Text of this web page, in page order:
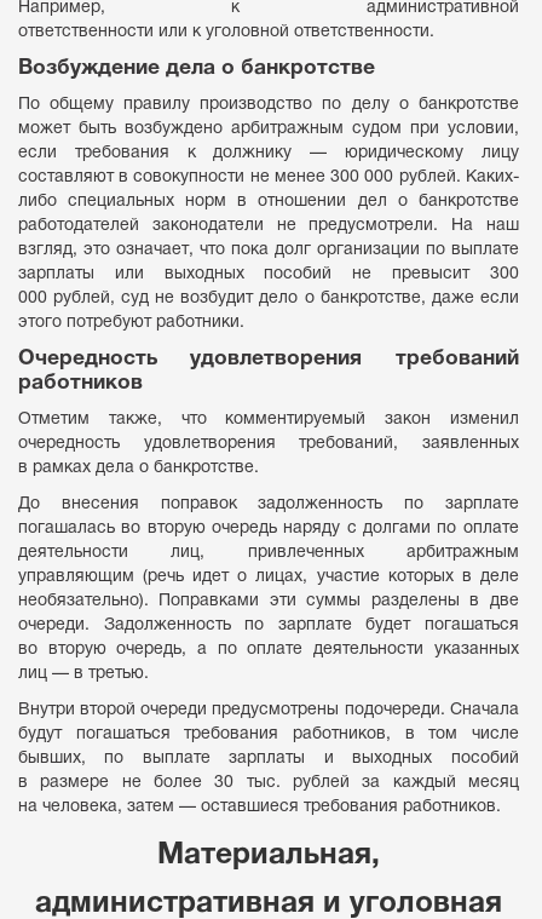
Например, к административной
ответственности или к уголовной ответственности.
Возбуждение дела о банкротстве
По общему правилу производство по делу о банкротстве
может быть возбуждено арбитражным судом при условии,
если требования к должнику — юридическому лицу
составляют в совокупности не менее 300 000 рублей. Каких-
либо специальных норм в отношении дел о банкротстве
работодателей законодатели не предусмотрели. На наш
взгляд, это означает, что пока долг организации по выплате
зарплаты или выходных пособий не превысит 300
000 рублей, суд не возбудит дело о банкротстве, даже если
этого потребуют работники.
Очередность удовлетворения требований
работников
Отметим также, что комментируемый закон изменил
очередность удовлетворения требований, заявленных
в рамках дела о банкротстве.
До внесения поправок задолженность по зарплате
погашалась во вторую очередь наряду с долгами по оплате
деятельности лиц, привлеченных арбитражным
управляющим (речь идет о лицах, участие которых в деле
необязательно). Поправками эти суммы разделены в две
очереди. Задолженность по зарплате будет погашаться
во вторую очередь, а по оплате деятельности указанных
лиц — в третью.
Внутри второй очереди предусмотрены подочереди. Сначала
будут погашаться требования работников, в том числе
бывших, по выплате зарплаты и выходных пособий
в размере не более 30 тыс. рублей за каждый месяц
на человека, затем — оставшиеся требования работников.
Материальная,
административная и уголовная